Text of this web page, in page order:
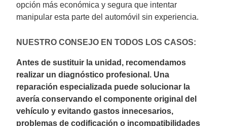
opción más económica y segura que intentar
manipular esta parte del automóvil sin experiencia.
NUESTRO CONSEJO EN TODOS LOS CASOS:
Antes de sustituir la unidad, recomendamos
realizar un diagnóstico profesional. Una
reparación especializada puede solucionar la
avería conservando el componente original del
vehículo y evitando gastos innecesarios,
problemas de codificación o incompatibilidades